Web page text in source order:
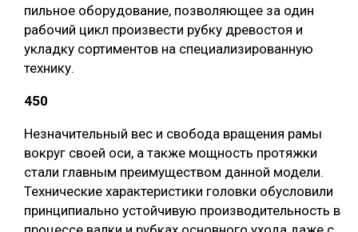
пильное оборудование, позволяющее за один
рабочий цикл произвести рубку древостоя и
укладку сортиментов на специализированную
технику.
450
Незначительный вес и свобода вращения рамы
вокруг своей оси, а также мощность протяжки
стали главным преимуществом данной модели.
Технические характеристики головки обусловили
принципиально устойчивую производительность в